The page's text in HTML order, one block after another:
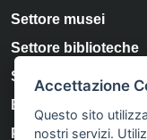
Settore musei
Settore biblioteche
Storia e Memoria di
Bologna Welcome
Privacy Policy
Accettazione
Questo sito
nostri servizi.